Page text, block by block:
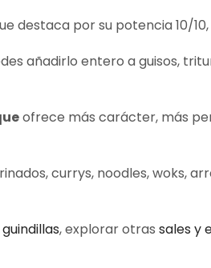
destaca por su potencia 10/
añadirlo entero a guisos,
ofrece más carácter, más
currys, noodles, woks,
, explorar otras sales y